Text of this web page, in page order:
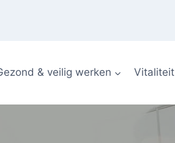
& veilig werken Vitaliteit